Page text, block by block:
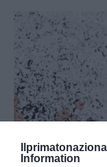
Information